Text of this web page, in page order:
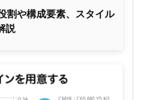
割や構成要素、スタイル
説